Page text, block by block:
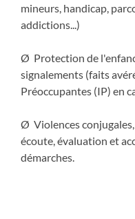
mineurs, handicap,
addictions...)
Ø Protection de
signalements (faits
Préoccupantes (IP) en
Ø Violences
écoute, évaluation et
démarches.